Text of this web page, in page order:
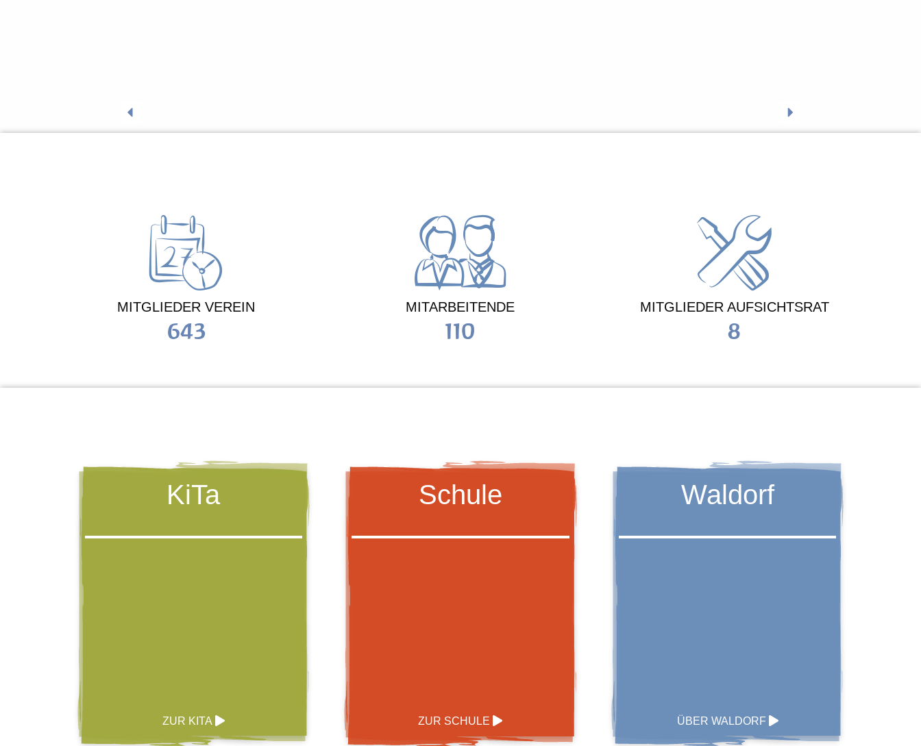
MITGLIEDER VEREIN
643
MITARBEITENDE
110
MITGLIEDER AUFSICHTSRAT
8
KiTa
ZUR KITA
Schule
ZUR SCHULE
Waldorf
ÜBER WALDORF